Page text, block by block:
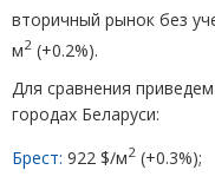
вторичный рынок без
м2 (+0.2%).
Для сравнения
городах Беларуси:
Брест: 922 $/м2 (+0.3%);